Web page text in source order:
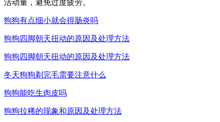
活动量，避免过度疲劳。
狗狗有点细小就会得肠炎吗
狗狗四脚朝天扭动的原因及处理方法
狗狗四脚朝天扭动的原因及处理方法
冬天狗狗剃完毛需要注意什么
狗狗能吃生肉皮吗
狗狗拉稀的现象和原因及处理方法